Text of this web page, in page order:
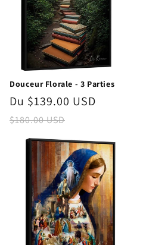
Douceur Florale - 3 Parties
Prix
promotionnel
Du $139.00 USD
$180.00 USD